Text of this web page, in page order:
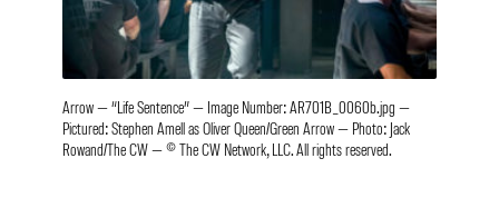
Arrow — “Life Sentence” — Image Number: AR701B_0060b.jpg —
Pictured: Stephen Amell as Oliver Queen/Green Arrow — Photo: Jack
Rowand/The CW — © The CW Network, LLC. All rights reserved.